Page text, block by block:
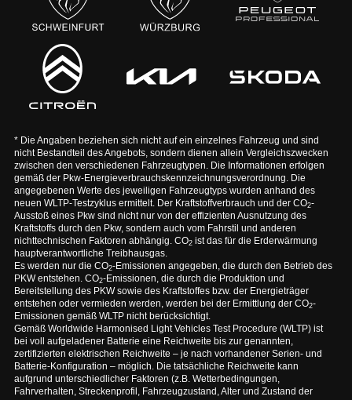
* Die Angaben beziehen sich nicht auf ein einzelnes Fahrzeug und sind
nicht Bestandteil des Angebots, sondern dienen allein Vergleichszwecken
zwischen den verschiedenen Fahrzeugtypen. Die Informationen erfolgen
gemäß der Pkw-Energieverbrauchskennzeichnungsverordnung. Die
angegebenen Werte des jeweiligen Fahrzeugtyps wurden anhand des
neuen WLTP-Testzyklus ermittelt. Der Kraftstoffverbrauch und der CO2-
Ausstoß eines Pkw sind nicht nur von der effizienten Ausnutzung des
Kraftstoffs durch den Pkw, sondern auch vom Fahrstil und anderen
nichttechnischen Faktoren abhängig. CO2ist das für die Erderwärmung
hauptverantwortliche Treibhausgas.
Es werden nur die CO2-Emissionen angegeben, die durch den Betrieb des
PKW entstehen. CO2-Emissionen, die durch die Produktion und
Bereitstellung des PKW sowie des Kraftstoffes bzw. der Energieträger
entstehen oder vermieden werden, werden bei der Ermittlung der CO2-
Emissionen gemäß WLTP nicht berücksichtigt.
Gemäß Worldwide Harmonised Light Vehicles Test Procedure (WLTP) ist
bei voll aufgeladener Batterie eine Reichweite bis zur genannten,
zertifizierten elektrischen Reichweite – je nach vorhandener Serien- und
Batterie-Konfiguration – möglich. Die tatsächliche Reichweite kann
aufgrund unterschiedlicher Faktoren (z.B. Wetterbedingungen,
Fahrverhalten, Streckenprofil, Fahrzeugzustand, Alter und Zustand der